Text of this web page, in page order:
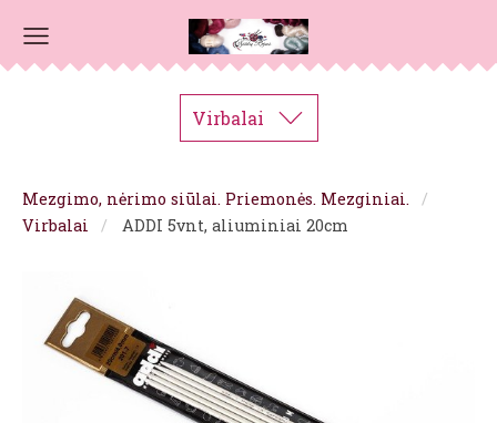
Virbalai
Mezgimo, nėrimo siūlai. Priemonės. Mezginiai.
Virbalai
ADDI 5vnt, aliuminiai 20cm